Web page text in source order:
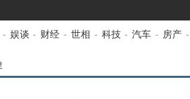
- 娱谈 - 财经 - 世相 - 科技 - 汽车 - 房产 -